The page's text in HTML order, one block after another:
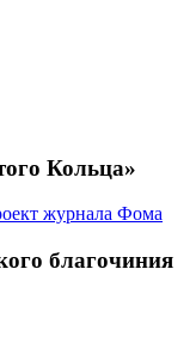
Кольца»
благочиния